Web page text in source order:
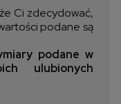
Ci zdecydować,
podane są
podane w
ulubionych